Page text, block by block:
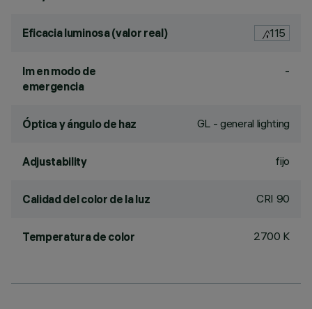
Eficacia luminosa (valor real) 115
lm en modo de
emergencia
-
Óptica y ángulo de haz GL - general lighting
Adjustability fijo
Calidad del color de la luz CRI 90
Temperatura de color 2700 K